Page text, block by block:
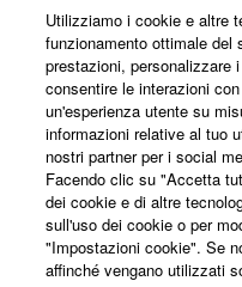
Informazioni su Yamaha
Italia - Italian
Affari
Utilizziamo i cookie e altre
funzionamento ottimale del
prestazioni, personalizzare
consentire le interazioni
un'esperienza utente su
informazioni relative al tuo
nostri partner per i social
Facendo clic su "Accetta
dei cookie e di altre
sull'uso dei cookie o per
"Impostazioni cookie". Se
affinché vengano utilizzati